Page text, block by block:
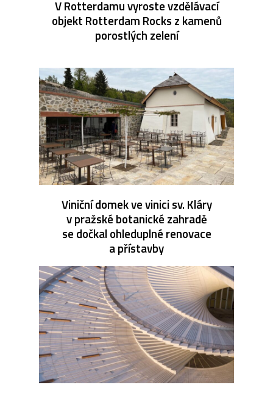
V Rotterdamu vyroste vzdělávací
objekt Rotterdam Rocks z kamenů
porostlých zelení
Viniční domek ve vinici sv. Kláry
v pražské botanické zahradě
se dočkal ohleduplné renovace
a přístavby